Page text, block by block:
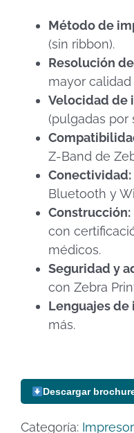
Método de
(sin ribbon).
Resolución
mayor
Velocidad de
(pulgadas por
Z-Band de
Conectividad:
Bluetooth y
Construcción:
con
médicos.
Seguridad y
con Zebra
Lenguajes de
más.
Descargar
Categoría: